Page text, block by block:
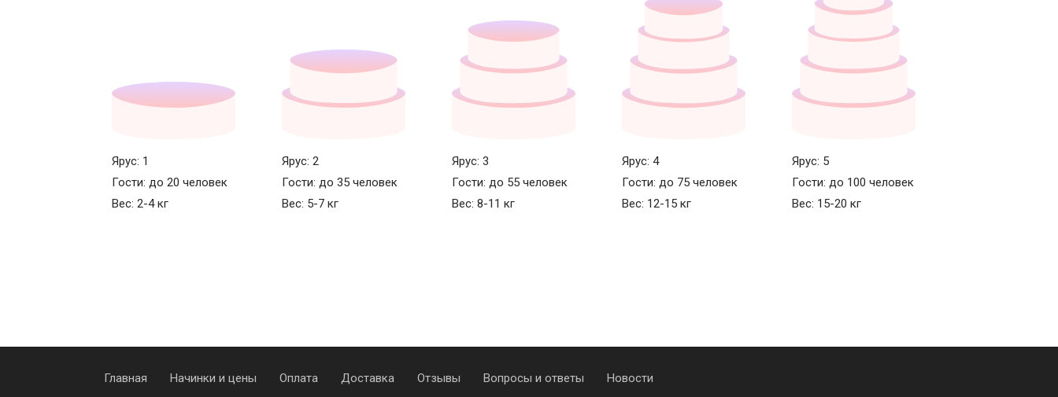
Ярус: 1
Гости: до 20 человек
Вес: 2-4 кг
Ярус: 2
Гости: до 35 человек
Вес: 5-7 кг
Ярус: 3
Гости: до 55 человек
Вес: 8-11 кг
Ярус: 4
Гости: до 75 человек
Вес: 12-15 кг
Ярус: 5
Гости: до 100 человек
Вес: 15-20 кг
Главная Начинки и цены Оплата Доставка Отзывы Вопросы и ответы Новости